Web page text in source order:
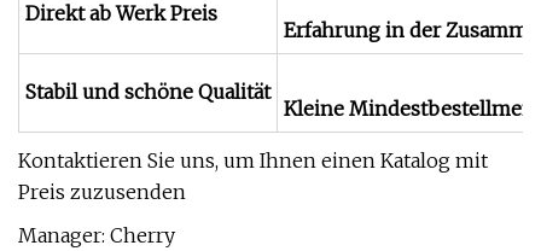
Direkt ab Werk Preis
Erfahrung in der
Stabil und schöne Qualität
Kleine
Kontaktieren Sie uns, um Ihnen einen Katalog mit
Preis zuzusenden
Manager: Cherry